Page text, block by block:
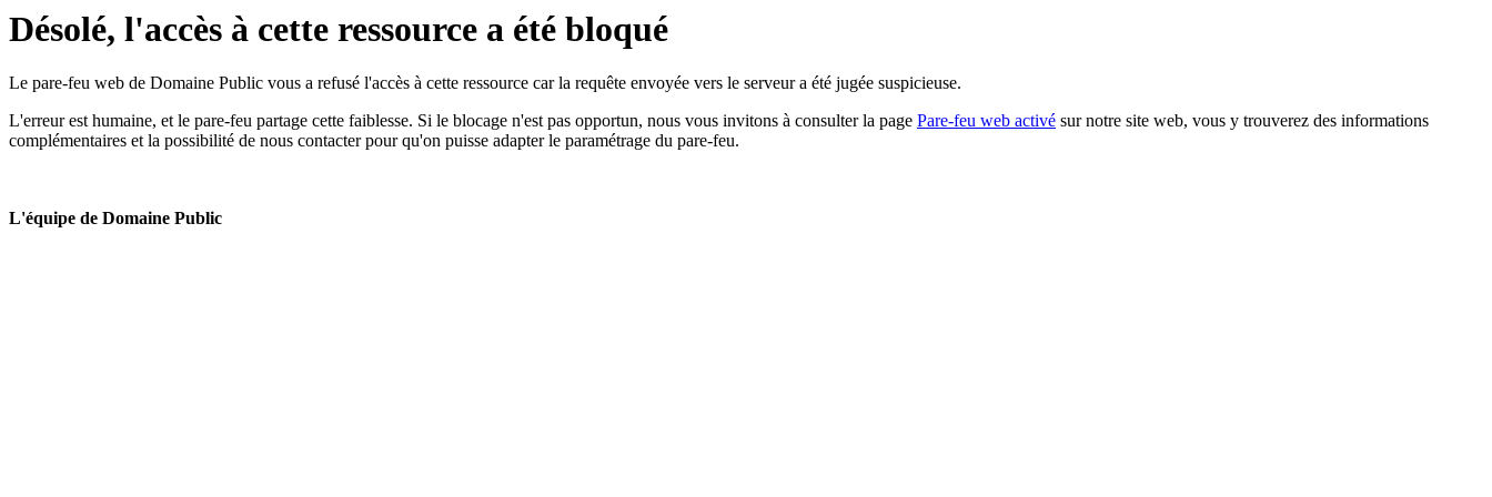
Désolé, l'accès à cette ressource a été bloqué
Le pare-feu web de Domaine Public vous a refusé l'accès à cette ressource car la requête envoyée vers le serveur a été jugée suspicieuse.
L'erreur est humaine, et le pare-feu partage cette faiblesse. Si le blocage n'est pas opportun, nous vous invitons à consulter la page Pare-feu web activé sur notre site web, vous y trouverez des informations
complémentaires et la possibilité de nous contacter pour qu'on puisse adapter le paramétrage du pare-feu.
L'équipe de Domaine Public